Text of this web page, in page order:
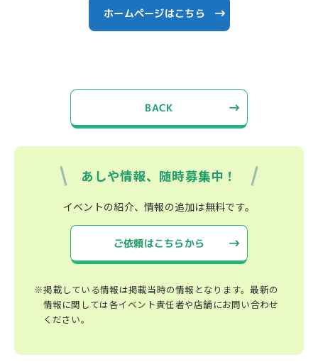
ホームページはこちら
BACK
あしや情報、随時募集中！
イベントの紹介、情報の追加は無料です。
ご依頼はこちらから
※掲載している情報は掲載当時の情報となります。最新の
情報に関しては各イベント責任者や店舗にお問い合わせ
ください。